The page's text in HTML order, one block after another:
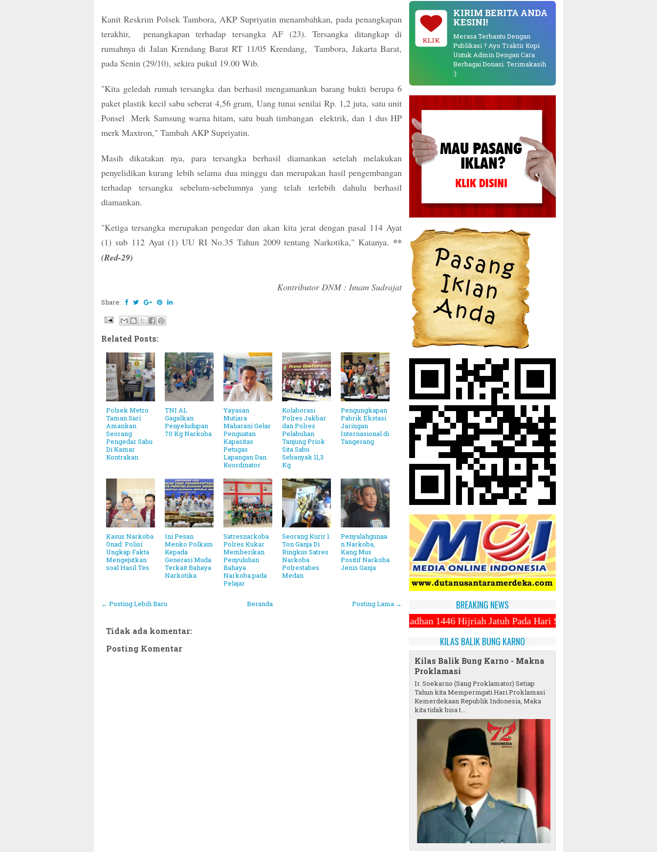
Kanit Reskrim Polsek Tambora, AKP Supriyatin menambahkan, pada penangkapan
terakhir, penangkapan terhadap tersangka AF (23). Tersangka ditangkap di
rumahnya di Jalan Krendang Barat RT 11/05 Krendang, Tambora, Jakarta Barat,
pada Senin (29/10), sekira pukul 19.00 Wib.
"Kita geledah rumah tersangka dan berhasil mengamankan barang bukti berupa 6
paket plastik kecil sabu seberat 4,56 gram, Uang tunai senilai Rp. 1,2 juta, satu unit
Ponsel Merk Samsung warna hitam, satu buah timbangan elektrik, dan 1 dus HP
merk Maxtron," Tambah AKP Supriyatin.
Masih dikatakan nya, para tersangka berhasil diamankan setelah melakukan
penyelidikan kurang lebih selama dua minggu dan merupakan hasil pengembangan
terhadap tersangka sebelum-sebelumnya yang telah terlebih dahulu berhasil
diamankan.
"Ketiga tersangka merupakan pengedar dan akan kita jerat dengan pasal 114 Ayat
(1) sub 112 Ayat (1) UU RI No.35 Tahun 2009 tentang Narkotika," Katanya. **
(Red-29)
Kontributor DNM : Imam Sudrajat
Share:
Related Posts:
Polsek Metro
Taman Sari
Amankan
Seorang
Pengedar Sabu
Di Kamar
Kontrakan
TNI AL
Gagalkan
Penyeludupan
70 Kg Narkoba
Yayasan
Mutiara
Maharani Gelar
Penguatan
Kapasitas
Petugas
Lapangan Dan
Koordinator
Kolaborasi
Polres Jakbar
dan Polres
Pelabuhan
Tanjung Priok
Sita Sabu
Sebanyak 11,3
Kg
Pengungkapan
Pabrik Ekstasi
Jaringan
Internasional di
Tangerang
Kasus Narkoba
Onad: Polisi
Ungkap Fakta
Mengejutkan
soal Hasil Tes
Ini Pesan
Menko Polkam
Kepada
Generasi Muda
Terkait Bahaya
Narkotika
Satresnarkoba
Polres Kukar
Memberikan
Penyuluhan
Bahaya
Narkoba pada
Pelajar
Seorang Kurir 1
Ton Ganja Di
Ringkus Satres
Narkoba
Polrestabes
Medan
Penyalahgunaa
n Narkoba,
Kang Mus
Positif Narkoba
Jenis Ganja
← Posting Lebih Baru Posting Lama →
Beranda
Tidak ada komentar:
Posting Komentar
KLIK
KIRIM BERITA ANDA
KESINI!
Merasa Terbantu Dengan
Publikasi ? Ayo Traktir Kopi
Untuk Admin Dengan Cara
Berbagai Donasi. Terimakasih
:)
BREAKING NEWS
~||~ Muhammadiyah Tetapkan 1 Ramadhan 1446 Hijriah Jatuh Pada Hari Sabtu 1 Maret 2025 ~||~ 1 Syawal
KILAS BALIK BUNG KARNO
Kilas Balik Bung Karno - Makna
Proklamasi
Ir. Soekarno (Sang Proklamator) Setiap
Tahun kita Memperingati Hari Proklamasi
Kemerdekaan Republik Indonesia, Maka
kita tidak bisa t...